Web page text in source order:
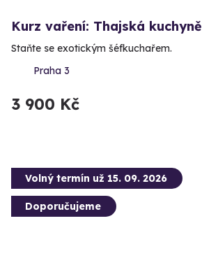
Kurz vaření: Thajská kuchyně
Staňte se exotickým šéfkuchařem.
Praha 3
3 900 Kč
Volný termín už 15. 09. 2026
Doporučujeme